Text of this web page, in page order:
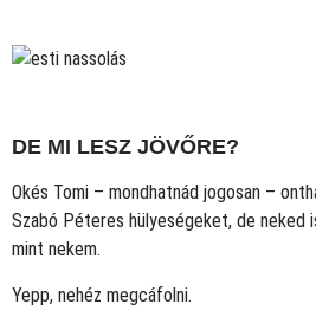
DE MI LESZ JÖVŐRE?
Okés Tomi – mondhatnád jogosan –
Szabó Péteres hülyeségeket, de neked
mint nekem.
Yepp, nehéz megcáfolni.